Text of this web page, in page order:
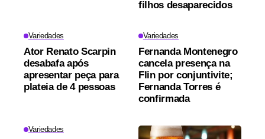
filhos desaparecidos
Variedades
Ator Renato Scarpin
desabafa após
apresentar peça para
plateia de 4 pessoas
Variedades
Fernanda Montenegro
cancela presença na
Flin por conjuntivite;
Fernanda Torres é
confirmada
Variedades